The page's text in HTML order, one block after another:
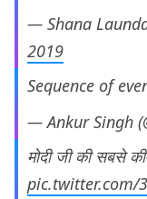
— Shana
2019
Sequence of
— Ankur Singh
मोदी जी की सबसे
pic.twitter.com/